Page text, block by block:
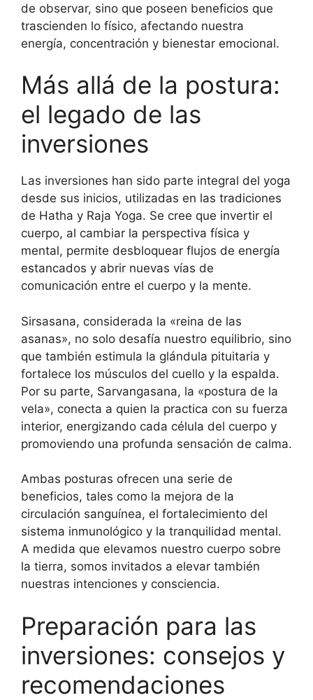
de observar, sino que poseen beneficios que
trascienden lo físico, afectando nuestra
energía, concentración y bienestar emocional.
Más allá de la postura:
el legado de las
inversiones
Las inversiones han sido parte integral del yoga
desde sus inicios, utilizadas en las tradiciones
de Hatha y Raja Yoga. Se cree que invertir el
cuerpo, al cambiar la perspectiva física y
mental, permite desbloquear flujos de energía
estancados y abrir nuevas vías de
comunicación entre el cuerpo y la mente.
Sirsasana, considerada la «reina de las
asanas», no solo desafía nuestro equilibrio, sino
que también estimula la glándula pituitaria y
fortalece los músculos del cuello y la espalda.
Por su parte, Sarvangasana, la «postura de la
vela», conecta a quien la practica con su fuerza
interior, energizando cada célula del cuerpo y
promoviendo una profunda sensación de calma.
Ambas posturas ofrecen una serie de
beneficios, tales como la mejora de la
circulación sanguínea, el fortalecimiento del
sistema inmunológico y la tranquilidad mental.
A medida que elevamos nuestro cuerpo sobre
la tierra, somos invitados a elevar también
nuestras intenciones y consciencia.
Preparación para las
inversiones: consejos y
recomendaciones